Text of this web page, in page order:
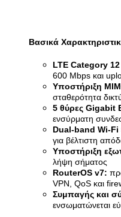
Βασικά
LTE Category
600 Mbps και
Υποστήριξη
σταθερότητα
5 θύρες Gigabit
ενσύρματη
Dual-band Wi-Fi
για βέλτιστη
Υποστήριξη
λήψη σήματος
RouterOS v7:
VPN, QoS και
Συμπαγής και
ενσωματώνεται